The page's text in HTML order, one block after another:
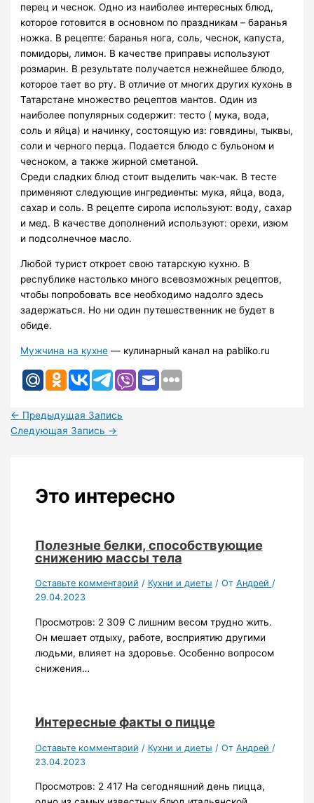
перец и чеснок. Одно из наиболее интересных блюд,
которое готовится в основном по праздникам – баранья
ножка. В рецепте: баранья нога, соль, чеснок, капуста,
помидоры, лимон. В качестве приправы используют
розмарин. В результате получается нежнейшее блюдо,
которое тает во рту. В отличие от многих других кухонь в
Татарстане множество рецептов мантов. Один из
наиболее популярных содержит: тесто ( мука, вода,
соль и яйца) и начинку, состоящую из: говядины, тыквы,
соли и черного перца. Подается блюдо с бульоном и
чесноком, а также жирной сметаной.
Среди сладких блюд стоит выделить чак-чак. В тесте
применяют следующие ингредиенты: мука, яйца, вода,
сахар и соль. В рецепте сиропа используют: воду, сахар
и мед. В качестве дополнений используют: орехи, изюм
и подсолнечное масло.
Любой турист откроет свою татарскую кухню. В
республике настолько много всевозможных рецептов,
чтобы попробовать все необходимо надолго здесь
задержаться. Но ни один путешественник не будет в
обиде.
Мужчина на кухне — кулинарный канал на pabliko.ru
← Предыдущая Запись
Следующая Запись →
Это интересно
Полезные белки, способствующие
снижению массы тела
Оставьте комментарий / Кухни и диеты / От Андрей /
29.04.2023
Просмотров: 2 309 С лишним весом трудно жить.
Он мешает отдыху, работе, восприятию другими
людьми, влияет на здоровье. Особенно вопросом
снижения…
Интересные факты о пицце
Оставьте комментарий / Кухни и диеты / От Андрей /
23.04.2023
Просмотров: 2 417 На сегодняшний день пицца,